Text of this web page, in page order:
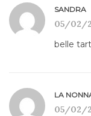
SANDRA
05/02/
belle
LA
05/02/